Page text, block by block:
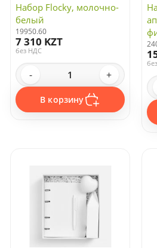
Набор Flocky, молочно-
белый
19950.60
7 310 KZT
без НДС
- +
В корзину